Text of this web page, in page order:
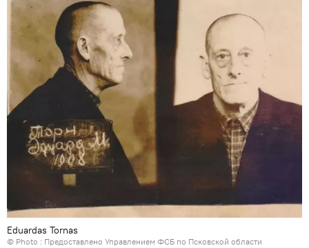
Eduardas Tornas
© Photo : Предоставлено Управлением ФСБ по Псковской области